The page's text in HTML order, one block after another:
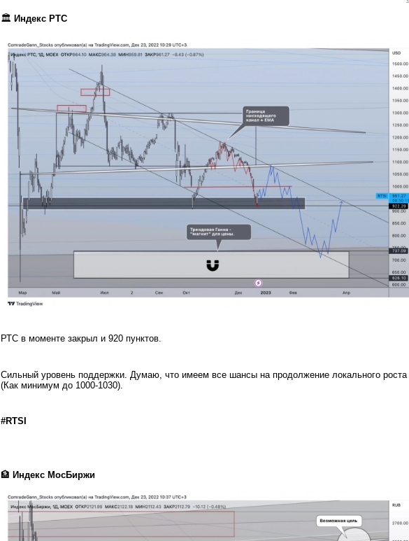
🏛 Индекс РТС
РТС в моменте закрыл и 920 пунктов.
Сильный уровень поддержки. Думаю, что имеем все шансы на продолжение локального роста
(Как минимум до 1000-1030).
#RTSI
🏦 Индекс МосБиржи